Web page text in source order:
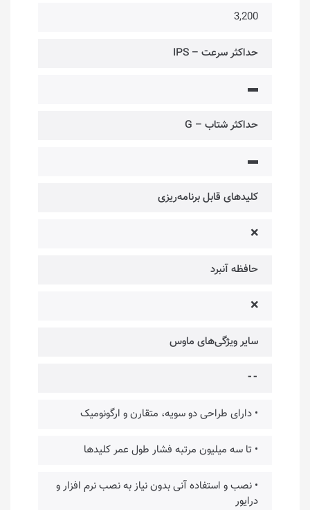
3,200
حداکثر سرعت – IPS
▬
حداکثر شتاب – G
▬
کلیدهای قابل برنامه‌ریزی
❌
حافظه آنبرد
❌
سایر ویژگی‌های ماوس
⁃⁃
• دارای طراحی دو سویه، متقارن و ارگونومیک
• تا سه میلیون مرتبه فشار طول عمر کلیدها
• نصب و استفاده آنی بدون نیاز به نصب نرم افزار و
درایور